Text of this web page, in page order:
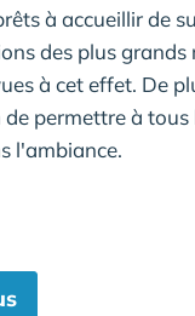
à accueillir de
des plus
à cet effet. De
permettre à
l'ambiance.